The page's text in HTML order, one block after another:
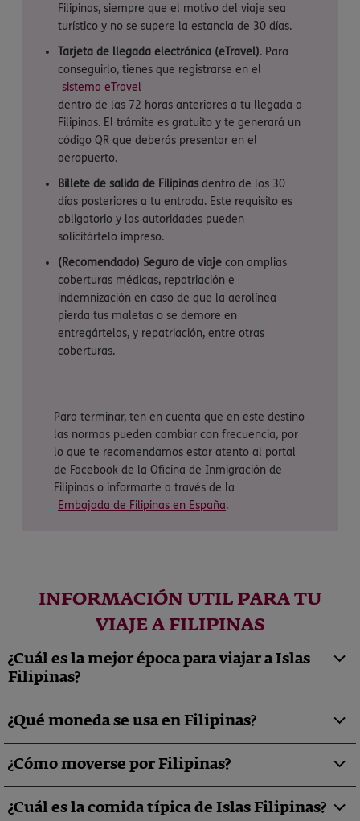
Filipinas, siempre que el motivo del viaje sea
turístico y no se supere la estancia de 30 días.
Tarjeta de llegada electrónica (eTravel). Para
conseguirlo, tienes que registrarse en el
sistema eTravel
dentro de las 72 horas anteriores a tu llegada a
Filipinas. El trámite es gratuito y te generará un
código QR que deberás presentar en el
aeropuerto.
Billete de salida de Filipinasdentro de los 30
días posteriores a tu entrada. Este requisito es
obligatorio y las autoridades pueden
solicitártelo impreso.
(Recomendado) Seguro de viaje con amplias
coberturas médicas, repatriación e
indemnización en caso de que la aerolínea
pierda tus maletas o se demore en
entregártelas, y repatriación, entre otras
coberturas.
Para terminar, ten en cuenta que en este destino
las normas pueden cambiar con frecuencia, por
lo que te recomendamos estar atento al portal
de Facebook de la Oficina de Inmigración de
Filipinas o informarte a través de la
Embajada de Filipinas en España.
INFORMACIÓN UTIL PARA TU
VIAJE A FILIPINAS
¿Cuál es la mejor época para viajar a Islas
Filipinas?
¿Qué moneda se usa en Filipinas?
¿Cómo moverse por Filipinas?
¿Cuál es la comida típica de Islas Filipinas?